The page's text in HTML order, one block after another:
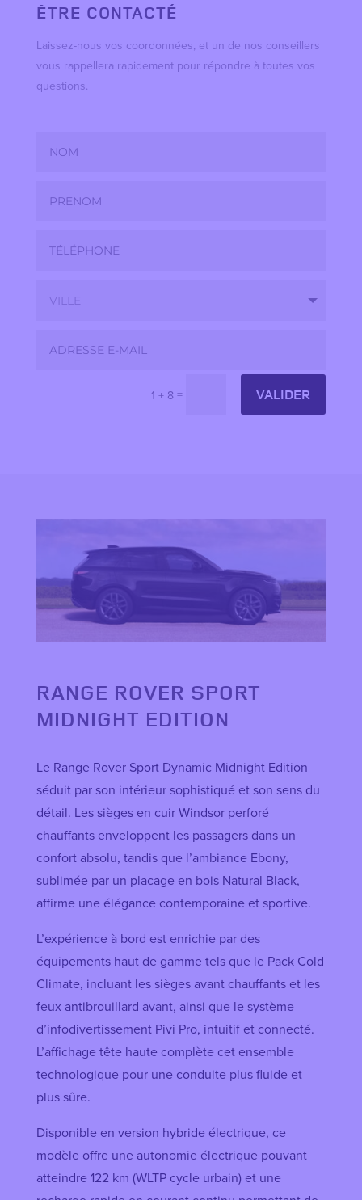
ÊTRE CONTACTÉ
Laissez-nous vos coordonnées, et un de nos conseillers
vous rappellera rapidement pour répondre à toutes vos
questions.
1 + 8 = VALIDER
RANGE ROVER SPORT
MIDNIGHT EDITION
Le Range Rover Sport Dynamic Midnight Edition
séduit par son intérieur sophistiqué et son sens du
détail. Les sièges en cuir Windsor perforé
chauffants enveloppent les passagers dans un
confort absolu, tandis que l’ambiance Ebony,
sublimée par un placage en bois Natural Black,
affirme une élégance contemporaine et sportive.
L’expérience à bord est enrichie par des
équipements haut de gamme tels que le Pack Cold
Climate, incluant les sièges avant chauffants et les
feux antibrouillard avant, ainsi que le système
d’infodivertissement Pivi Pro, intuitif et connecté.
L’affichage tête haute complète cet ensemble
technologique pour une conduite plus fluide et
plus sûre.
Disponible en version hybride électrique, ce
modèle offre une autonomie électrique pouvant
atteindre 122 km (WLTP cycle urbain) et une